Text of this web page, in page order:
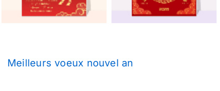
Meilleurs voeux nouvel an